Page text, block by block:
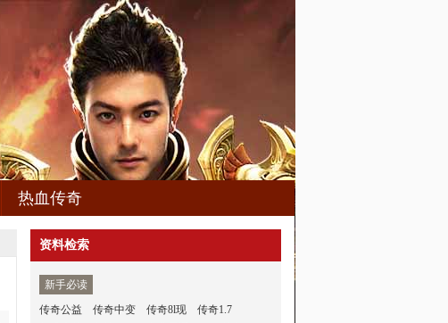
热血传奇
资料检索
新手必读
传奇公益
传奇中变 传奇8l现
传奇1.7